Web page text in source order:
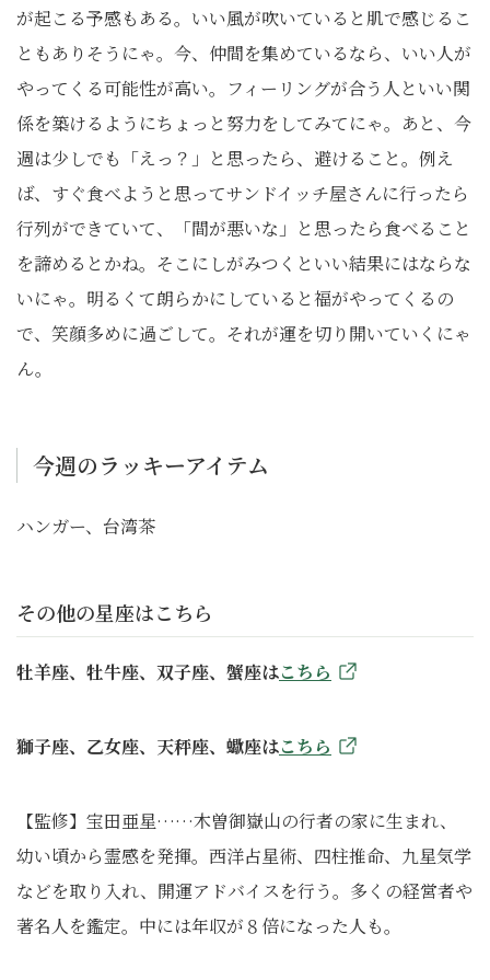
が起こる予感もある。いい風が吹いていると肌で感じるこ
ともありそうにゃ。今、仲間を集めているなら、いい人が
やってくる可能性が高い。フィーリングが合う人といい関
係を築けるようにちょっと努力をしてみてにゃ。あと、今
週は少しでも「えっ？」と思ったら、避けること。例え
ば、すぐ食べようと思ってサンドイッチ屋さんに行ったら
行列ができていて、「間が悪いな」と思ったら食べること
を諦めるとかね。そこにしがみつくといい結果にはならな
いにゃ。明るくて朗らかにしていると福がやってくるの
で、笑顔多めに過ごして。それが運を切り開いていくにゃ
ん。
今週のラッキーアイテム
ハンガー、台湾茶
その他の星座はこちら
牡羊座、牡牛座、双子座、蟹座はこちら
獅子座、乙女座、天秤座、蠍座はこちら
【監修】宝田亜星……木曽御嶽山の行者の家に生まれ、
幼い頃から霊感を発揮。西洋占星術、四柱推命、九星気学
などを取り入れ、開運アドバイスを行う。多くの経営者や
著名人を鑑定。中には年収が８倍になった人も。